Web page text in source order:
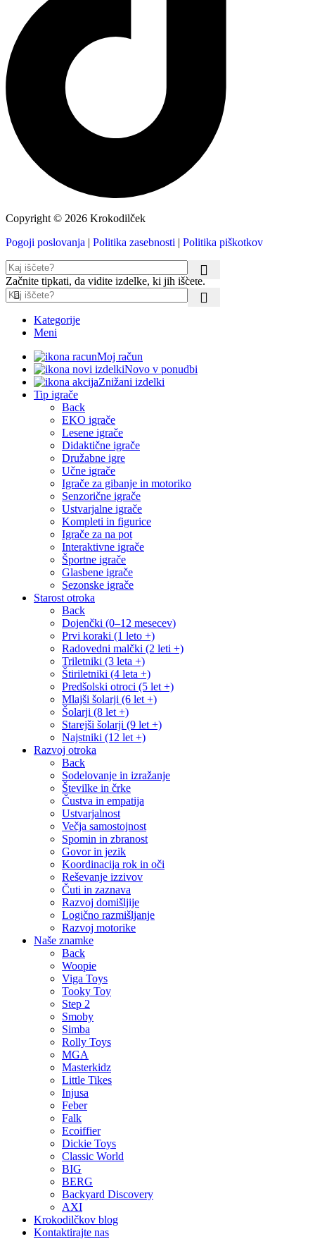
Copyright © 2026 Krokodilček
Pogoji poslovanja | Politika zasebnosti | Politika piškotkov
Začnite tipkati, da vidite izdelke, ki jih iščete.
Kategorije
Meni
Moj račun
Novo v ponudbi
Znižani izdelki
Tip igrače
Back
EKO igrače
Lesene igrače
Didaktične igrače
Družabne igre
Učne igrače
Igrače za gibanje in motoriko
Senzorične igrače
Ustvarjalne igrače
Kompleti in figurice
Igrače za na pot
Interaktivne igrače
Športne igrače
Glasbene igrače
Sezonske igrače
Starost otroka
Back
Dojenčki (0–12 mesecev)
Prvi koraki (1 leto +)
Radovedni malčki (2 leti +)
Triletniki (3 leta +)
Štiriletniki (4 leta +)
Predšolski otroci (5 let +)
Mlajši šolarji (6 let +)
Šolarji (8 let +)
Starejši šolarji (9 let +)
Najstniki (12 let +)
Razvoj otroka
Back
Sodelovanje in izražanje
Številke in črke
Čustva in empatija
Ustvarjalnost
Večja samostojnost
Spomin in zbranost
Govor in jezik
Koordinacija rok in oči
Reševanje izzivov
Čuti in zaznava
Razvoj domišljije
Logično razmišljanje
Razvoj motorike
Naše znamke
Back
Woopie
Viga Toys
Tooky Toy
Step 2
Smoby
Simba
Rolly Toys
MGA
Masterkidz
Little Tikes
Injusa
Feber
Falk
Ecoiffier
Dickie Toys
Classic World
BIG
BERG
Backyard Discovery
AXI
Krokodilčkov blog
Kontaktirajte nas